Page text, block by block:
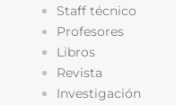
Staff técnico
Profesores
Libros
Revista
Investigación